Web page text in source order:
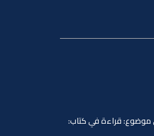
قراءة في كتاب: